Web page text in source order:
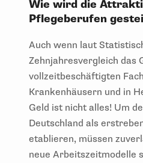
Wie wird die
Pflegeberufen
Auch wenn laut
Zehnjahresvergleich das
vollzeitbeschäftigten
Krankenhäusern und in
Geld ist nicht alles! Um
Deutschland als
etablieren, müssen
neue Arbeitszeitmodelle